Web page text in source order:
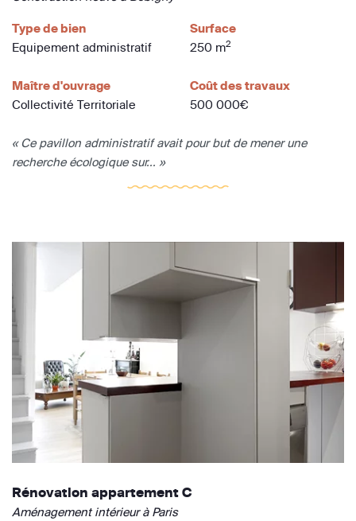
Type de bien
Equipement administratif
Surface
250 m2
Maître d'ouvrage
Collectivité Territoriale
Coût des travaux
500 000€
« Ce pavillon administratif avait pour but de mener une
recherche écologique sur... »
Rénovation appartement C
Aménagement intérieur à Paris